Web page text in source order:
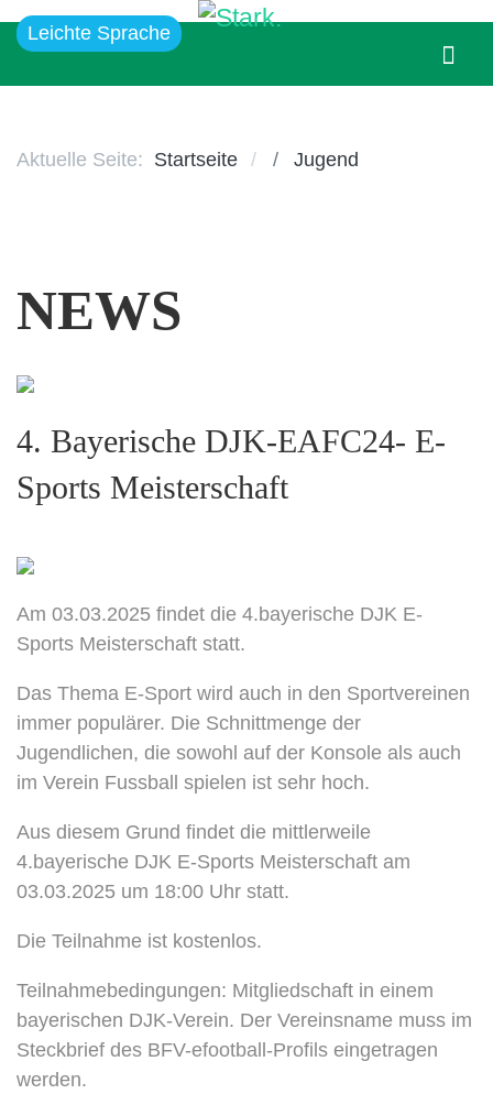
Leichte Sprache
Aktuelle Seite: Startseite Jugend
NEWS
4. Bayerische DJK-EAFC24- E-
Sports Meisterschaft
Am 03.03.2025 findet die 4.bayerische DJK E-
Sports Meisterschaft statt.
Das Thema E-Sport wird auch in den Sportvereinen
immer populärer. Die Schnittmenge der
Jugendlichen, die sowohl auf der Konsole als auch
im Verein Fussball spielen ist sehr hoch.
Aus diesem Grund findet die mittlerweile
4.bayerische DJK E-Sports Meisterschaft am
03.03.2025 um 18:00 Uhr statt.
Die Teilnahme ist kostenlos.
Teilnahmebedingungen: Mitgliedschaft in einem
bayerischen DJK-Verein. Der Vereinsname muss im
Steckbrief des BFV-efootball-Profils eingetragen
werden.